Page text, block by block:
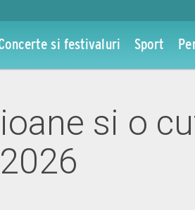
si festivaluri Sport
si o